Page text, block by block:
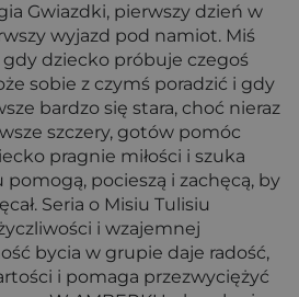
Gwiazdki, pierwszy dzień w
wyjazd pod namiot. Miś
dziecko próbuje czegoś
sobie z czymś poradzić i gdy
bardzo się stara, choć nieraz
szczery, gotów pomóc
pragnie miłości i szuka
pomogą, pocieszą i zachęcą, by
Seria o Misiu Tulisiu
i wzajemnej
bycia w grupie daje radość,
i pomaga przezwyciężyć